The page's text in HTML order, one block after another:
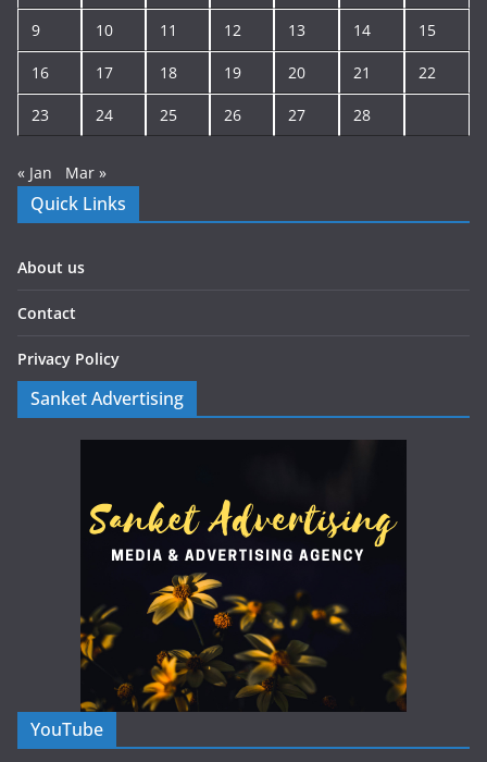
9 10 11 12 13 14 15
16 17 18 19 20 21 22
23 24 25 26 27 28
« Jan Mar »
Quick Links
About us
Contact
Privacy Policy
Sanket Advertising
YouTube